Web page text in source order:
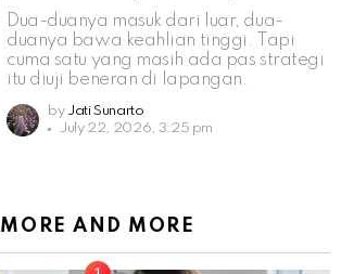
Dua-duanya masuk dari luar, dua-
duanya bawa keahlian tinggi. Tapi
cuma satu yang masih ada pas strategi
itu diuji beneran di lapangan.
by Jati Sunarto
July 22, 2026, 3:25 pm
MORE AND MORE